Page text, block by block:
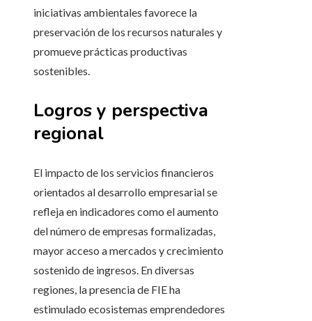
iniciativas ambientales favorece la
preservación de los recursos naturales y
promueve prácticas productivas
sostenibles.
Logros y perspectiva
regional
El impacto de los servicios financieros
orientados al desarrollo empresarial se
refleja en indicadores como el aumento
del número de empresas formalizadas,
mayor acceso a mercados y crecimiento
sostenido de ingresos. En diversas
regiones, la presencia de FIE ha
estimulado ecosistemas emprendedores